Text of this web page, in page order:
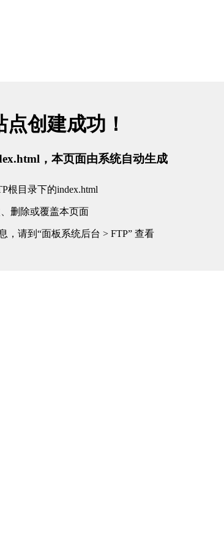
点创建成功！
，本页面由系统自动生成
根目录下的index.html
删除或覆盖本页面
，请到“面板系统后台 > FTP” 查看